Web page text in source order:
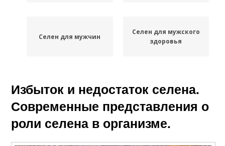
Селен для мужчин
Селен для мужского
здоровья
Избыток и недостаток селена.
Современные представления о
роли селена в организме.